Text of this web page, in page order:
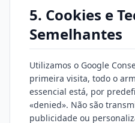
5. Cookies e
Semelhantes
Utilizamos o Google
primeira visita, todo o
essencial está, por
«denied». Não são
publicidade ou